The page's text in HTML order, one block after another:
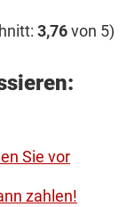
3,76von 5)
Sie vor
zahlen!